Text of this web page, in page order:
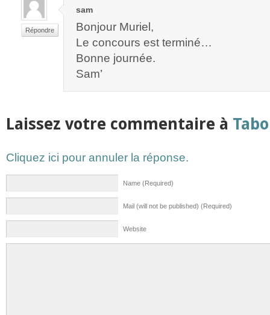
Répondre
sam
Bonjour Muriel,
Le concours est terminé…
Bonne journée.
Sam’
Laissez votre commentaire à
Cliquez ici pour annuler la réponse.
Name (Required)
Mail (will not be published) (Required)
Website